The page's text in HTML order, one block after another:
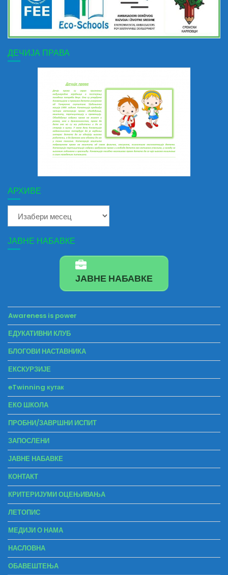
ДЕЧИЈА ПРАВА
АРХИВЕ
ЈАВНЕ НАБАВКЕ
ЈАВНЕ НАБАВКЕ
Awareness is power
ЕДУКАТИВНИ КЛУБ
БЛОГОВИ НАСТАВНИКА
ЕКСКУРЗИЈЕ
eTwinning кутак
ЕКО ШКОЛА
ПРОБНИ/ЗАВРШНИ ИСПИТ
ЗАПОСЛЕНИ
ЈАВНЕ НАБАВКЕ
КОНТАКТ
КРИТЕРИЈУМИ ОЦЕЊИВАЊА
ЛЕТОПИС
МЕДИЈИ О НАМА
НАСЛОВНА
ОБАВЕШТЕЊА